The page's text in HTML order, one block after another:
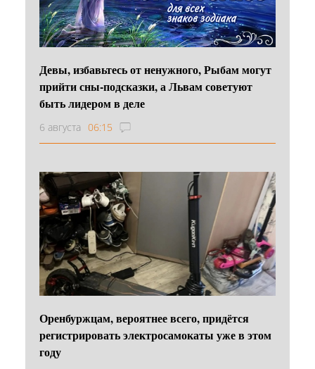
Девы, избавьтесь от ненужного, Рыбам могут
прийти сны-подсказки, а Львам советуют
быть лидером в деле
6 августа 06:15
Оренбуржцам, вероятнее всего, придётся
регистрировать электросамокаты уже в этом
году